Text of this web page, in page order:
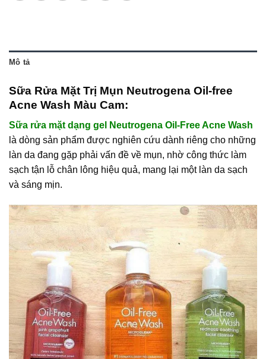
Mô tả
Sữa Rửa Mặt Trị Mụn Neutrogena Oil-free
Acne Wash Màu Cam:
Sữa rửa mặt dạng gel Neutrogena Oil-Free Acne Wash
là dòng sản phẩm được nghiên cứu dành riêng cho những
làn da đang gặp phải vấn đề về mụn, nhờ công thức làm
sạch tận lỗ chân lông hiệu quả, mang lại một làn da sạch
và sáng mịn.